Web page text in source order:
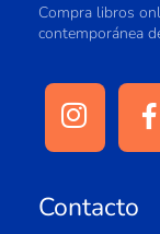
Compra libros
contemporánea
Contacto